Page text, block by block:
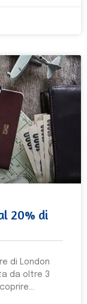
20% di
di London
da oltre 3